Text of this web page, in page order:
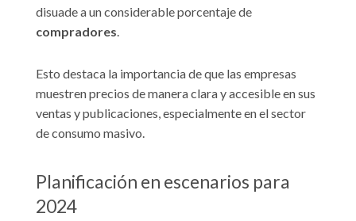
disuade a un considerable porcentaje de
compradores
Esto destaca la importancia de que las empresas
muestren precios de manera clara y accesible en sus
ventas y publicaciones, especialmente en el sector
de consumo masivo.
Planificación en escenarios para
2024